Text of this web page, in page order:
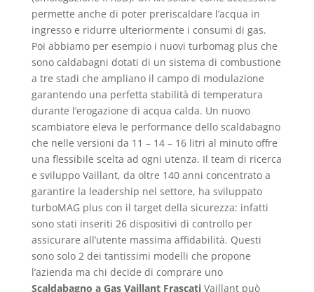
permette anche di poter preriscaldare l’acqua in
ingresso e ridurre ulteriormente i consumi di gas.
Poi abbiamo per esempio i nuovi turbomag plus che
sono caldabagni dotati di un sistema di combustione
a tre stadi che ampliano il campo di modulazione
garantendo una perfetta stabilità di temperatura
durante l’erogazione di acqua calda. Un nuovo
scambiatore eleva le performance dello scaldabagno
che nelle versioni da 11 – 14 – 16 litri al minuto offre
una flessibile scelta ad ogni utenza. Il team di ricerca
e sviluppo Vaillant, da oltre 140 anni concentrato a
garantire la leadership nel settore, ha sviluppato
turboMAG plus con il target della sicurezza: infatti
sono stati inseriti 26 dispositivi di controllo per
assicurare all’utente massima affidabilità. Questi
sono solo 2 dei tantissimi modelli che propone
l’azienda ma chi decide di comprare uno
Scaldabagno a Gas Vaillant FrascatiVaillant può